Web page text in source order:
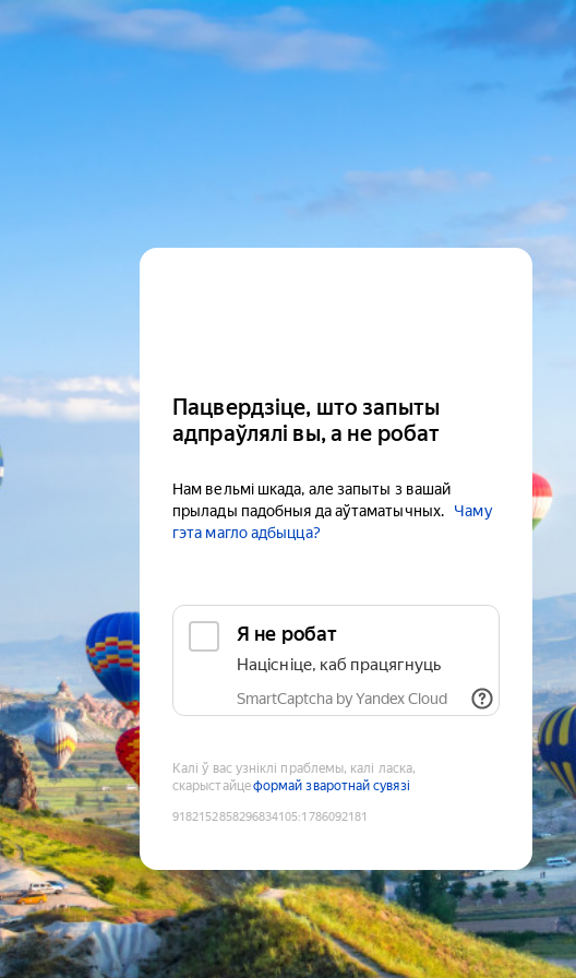
Пацвердзіце, што запыты
адпраўлялі вы, а не робат
Нам вельмі шкада, але запыты з вашай
прылады падобныя да аўтаматычных.
Чаму
гэта магло адбыцца?
Я не робат
Націсніце, каб працягнуць
SmartCaptcha by Yandex Cloud
Калі ў вас узніклі праблемы, калі ласка,
скарыстайцеформай зваротнай сувязі
9182152858296834105:1786092181